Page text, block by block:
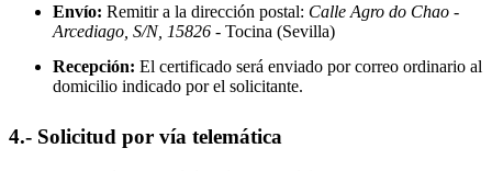
Envío: Remitir a la dirección postal: Calle Agro do Chao -
Arcediago, S/N, 15826 - Tocina (Sevilla)
Recepción: El certificado será enviado por correo ordinario al
domicilio indicado por el solicitante.
4.- Solicitud por vía telemática